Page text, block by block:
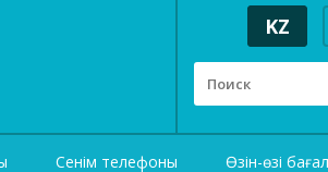
KZ
Сенім телефоны Өзін-өзі